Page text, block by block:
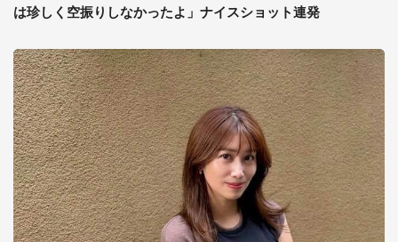
は珍しく空振りしなかったよ」ナイスショット連発